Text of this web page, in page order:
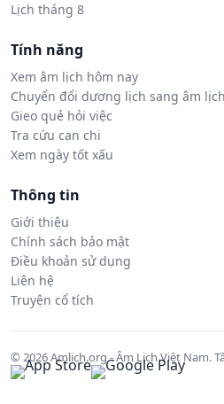
Lịch tháng 8
Tính năng
Xem âm lịch hôm nay
Chuyển đổi dương lịch sang âm lịch
Gieo quẻ hỏi việc
Tra cứu can chi
Xem ngày tốt xấu
Thông tin
Giới thiệu
Chính sách bảo mật
Điều khoản sử dụng
Liên hệ
Truyện cổ tích
© 2026 Amlich.org - Âm Lịch Việt Nam.